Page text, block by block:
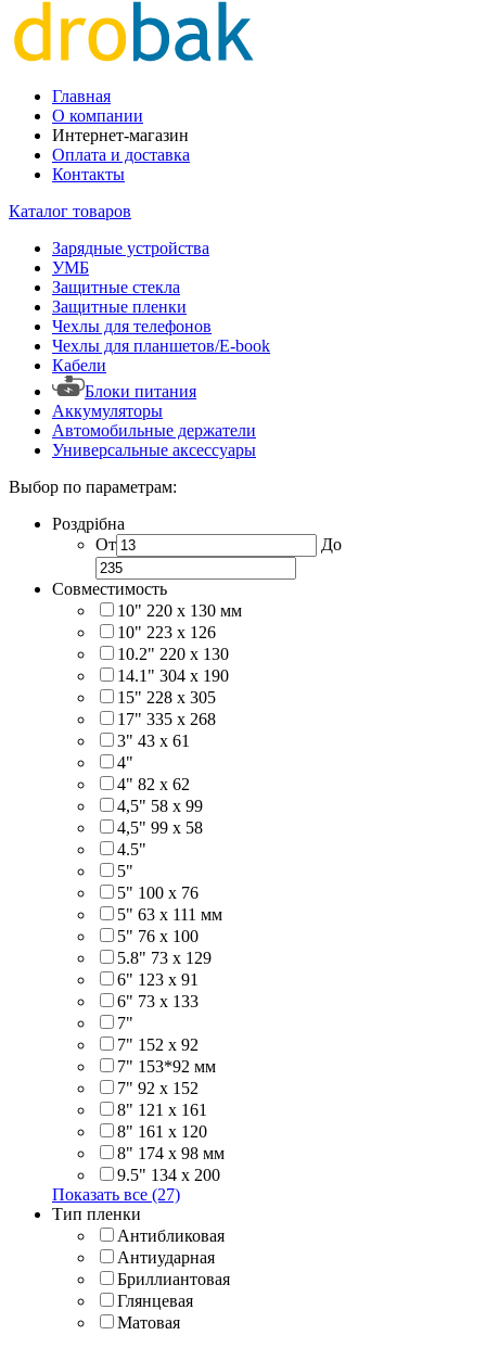
Главная
О компании
Интернет-магазин
Оплата и доставка
Контакты
Каталог товаров
Зарядные устройства
УМБ
Защитные стекла
Защитные пленки
Чехлы для телефонов
Чехлы для планшетов/E-book
Кабели
Блоки питания
Аккумуляторы
Автомобильные держатели
Универсальные аксессуары
Выбор по параметрам:
Роздрібна
От
До
Совместимость
10" 220 x 130 мм
10" 223 x 126
10.2" 220 x 130
14.1" 304 х 190
15" 228 x 305
17" 335 х 268
3" 43 x 61
4"
4" 82 x 62
4,5" 58 х 99
4,5" 99 x 58
4.5"
5"
5" 100 x 76
5" 63 x 111 мм
5" 76 х 100
5.8" 73 x 129
6" 123 х 91
6" 73 х 133
7"
7" 152 x 92
7" 153*92 мм
7" 92 х 152
8" 121 х 161
8" 161 х 120
8" 174 x 98 мм
9.5" 134 x 200
Показать все (27)
Тип пленки
Антибликовая
Антиударная
Бриллиантовая
Глянцевая
Матовая